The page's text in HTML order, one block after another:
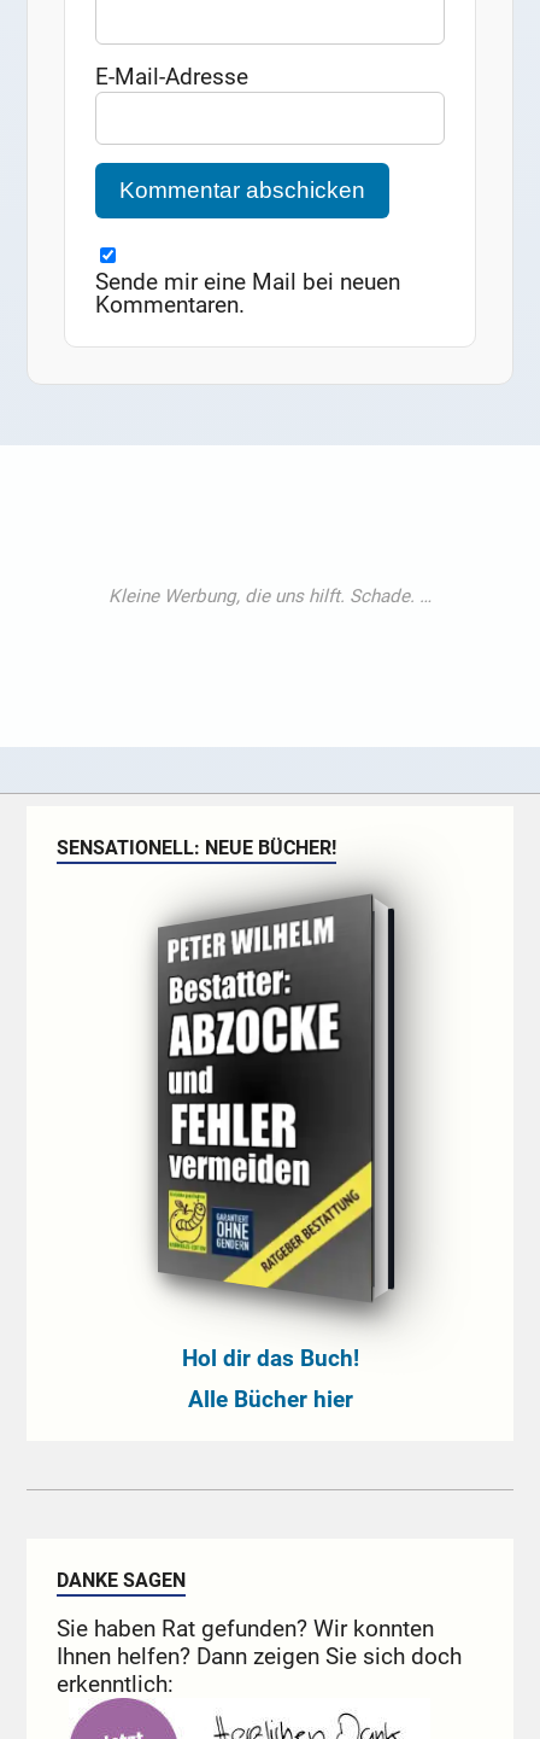
E-Mail-Adresse
Sende mir eine Mail bei neuen
Kommentaren.
SENSATIONELL: NEUE BÜCHER!
Hol dir das Buch!
Alle Bücher hier
DANKE SAGEN
Sie haben Rat gefunden? Wir konnten
Ihnen helfen? Dann zeigen Sie sich doch
erkenntlich: